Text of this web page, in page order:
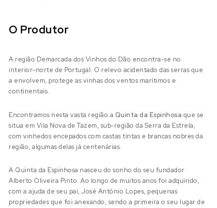
O Produtor
A região Demarcada dos Vinhos do Dão encontra-se no
interior-norte de Portugal. O relevo acidentado das serras que
a envolvem, protege as vinhas dos ventos marítimos e
continentais.
Encontramos nesta vasta região a Quinta da Espinhosa que se
situa em Vila Nova de Tazem, sub-região da Serra da Estrela,
com vinhedos encepados com castas tintas e brancas nobres da
região, algumas delas já centenárias.
A Quinta da Espinhosa nasceu do sonho do seu fundador
Alberto Oliveira Pinto. Ao longo de muitos anos foi adquirido,
com a ajuda de seu pai, José António Lopes, pequenas
propriedades que foi anexando, sendo a primeira o seu lugar de